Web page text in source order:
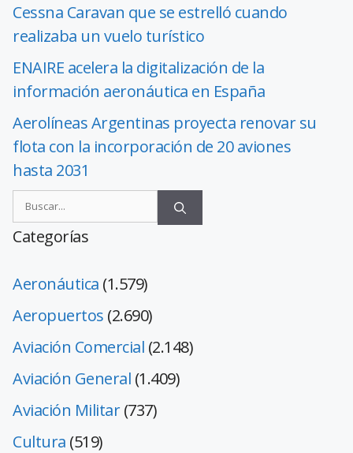
Cessna Caravan que se estrelló cuando
realizaba un vuelo turístico
ENAIRE acelera la digitalización de la
información aeronáutica en España
Aerolíneas Argentinas proyecta renovar su
flota con la incorporación de 20 aviones
hasta 2031
Categorías
Aeronáutica (1.579)
Aeropuertos (2.690)
Aviación Comercial (2.148)
Aviación General (1.409)
Aviación Militar(737)
Cultura (519)